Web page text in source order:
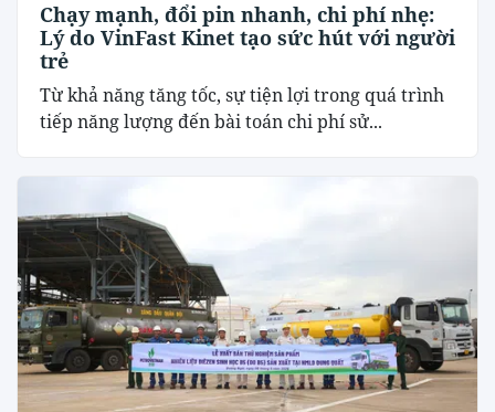
Chạy mạnh, đổi pin nhanh, chi phí nhẹ:
Lý do VinFast Kinet tạo sức hút với người
trẻ
Từ khả năng tăng tốc, sự tiện lợi trong quá trình
tiếp năng lượng đến bài toán chi phí sử...